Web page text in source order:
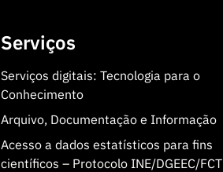
Serviços
Serviços digitais: Tecnologia para o
Conhecimento
Arquivo, Documentação e Informação
Acesso a dados estatísticos para fins
científicos – Protocolo INE/DGEEC/FCT